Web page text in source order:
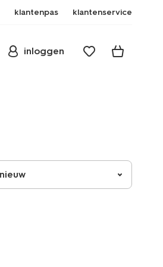
klantenpas klantenservice
inloggen
nieuw